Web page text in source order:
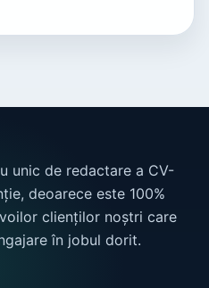
unic de redactare a CV-
deoarece este 100%
clienților noștri care
în jobul dorit.